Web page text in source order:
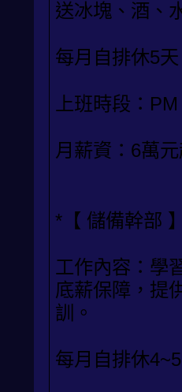
送冰塊、酒、
每月自排休5天
上班時段：
月薪資：6萬
*【 儲備幹部
工作內容：學
底薪保障，提
訓。
每月自排休